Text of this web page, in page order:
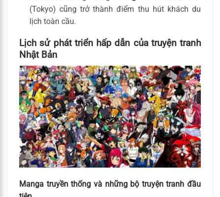
(Tokyo) cũng trở thành điểm thu hút khách du
lịch toàn cầu.
Lịch sử phát triển hấp dẫn của truyện tranh
Nhật Bản
Manga truyền thống và những bộ truyện tranh đầu